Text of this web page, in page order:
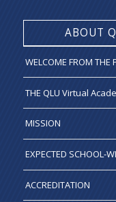
ABOUT
WELCOME FROM THE
THE QLU Virtual
MISSION
EXPECTED SCHOOL-
ACCREDITATION